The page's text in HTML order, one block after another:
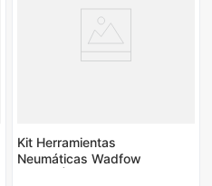
Kit Herramientas
Neumáticas Wadfow